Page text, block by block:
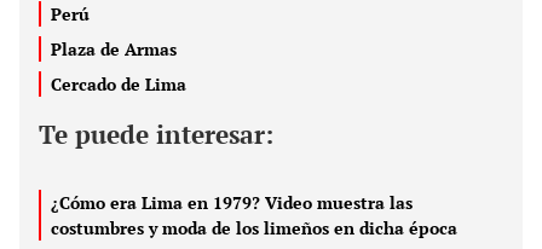
Perú
Plaza de Armas
Cercado de Lima
Te puede interesar:
¿Cómo era Lima en 1979? Video muestra las
costumbres y moda de los limeños en dicha época